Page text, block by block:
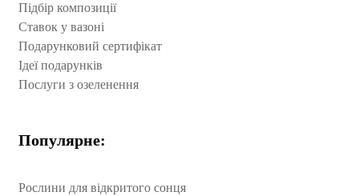
Підбір композиції
Ставок у вазоні
Подарунковий сертифікат
Ідеї подарунків
Послуги з озеленення
Популярне:
Рослини для відкритого сонця